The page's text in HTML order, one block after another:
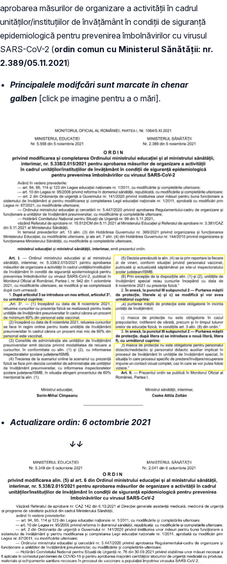
aprobarea măsurilor de organizare a activității în cadrul
unităților/instituțiilor de învățământ în condiții de siguranță
epidemiologică pentru prevenirea îmbolnăvirilor cu virusul
SARS-CoV-2 (ordin comun cu Ministerul Sănătății: nr.
2.389/05.11.2021)
Principalele modifcări sunt marcate în chenar
galben [click pe imagine pentru a o mări].
Actualizare ordin: 6 octombrie 2021
↓↓